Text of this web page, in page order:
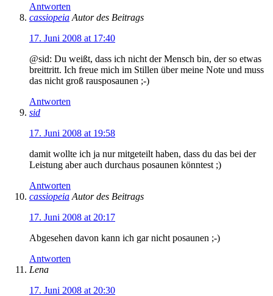
Antworten
cassiopeia Autor des Beitrags
17. Juni 2008 at 17:40
@sid: Du weißt, dass ich nicht der Mensch bin, der so etwas
breittritt. Ich freue mich im Stillen über meine Note und muss
das nicht groß rausposaunen ;-)
Antworten
sid
17. Juni 2008 at 19:58
damit wollte ich ja nur mitgeteilt haben, dass du das bei der
Leistung aber auch durchaus posaunen könntest ;)
Antworten
cassiopeia Autor des Beitrags
17. Juni 2008 at 20:17
Abgesehen davon kann ich gar nicht posaunen ;-)
Antworten
Lena
17. Juni 2008 at 20:30